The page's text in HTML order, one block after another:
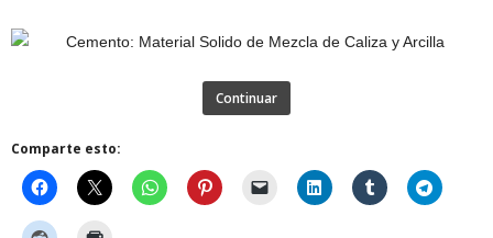
Continuar
Comparte esto: